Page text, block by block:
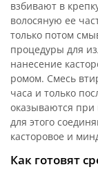
взбивают в
волосяную ее
только потом
процедуры для
нанесение
ромом. Смесь
часа и только
оказываются при
для этого
касторовое и
Как готовят